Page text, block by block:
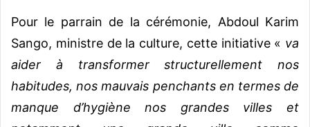
Pour le parrain de la cérémonie, Abdoul Karim
Sango, ministre de la culture, cette initiative « va
aider à transformer structurellement nos
habitudes, nos mauvais penchants en termes de
manque d’hygiène nos grandes villes et